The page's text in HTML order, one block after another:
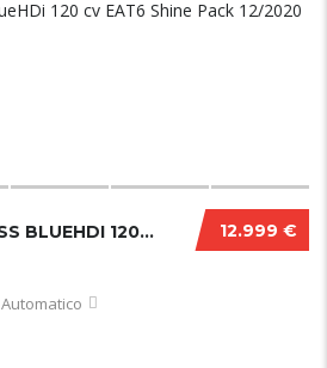
12.999 €
CITROEN C3 AIRCROSS BLUEHDI 120 CV EAT6 SHINE PACK 12/2020
Automatico